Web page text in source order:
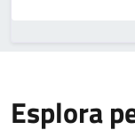
Esplora